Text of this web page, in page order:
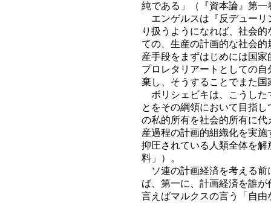
純である」（『資本論』第一
エンゲルスは『反デューリ
り扱うようになれば、社会
ての、生産の計画的な社会
産手段をまずはじめには国
プロレタリアートとしての
棄し、そうすることでまた
ボリシェビキは、こうした
とをその綱領において目指
の私的所有を社会的所有に
産過程の計画的組織化を実
抑圧されている人類全体を
料」）。
ソ連の計画経済を考える前
ば、第一に、計画経済を誰
言えばマルクスの言う「自